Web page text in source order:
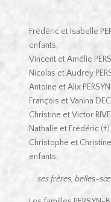
Frédéric et Isabelle
enfants,
Vincent et Amélie
Nicolas et Audrey
Antoine et Alix
François et Vanina
Christine et Victor
Nathalie et Frédéric
Christophe et
enfants,
ses frères, belles-